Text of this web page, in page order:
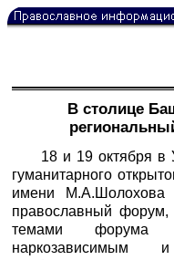
В столице
18 и 19 октября в
гуманитарного
имени М.А.Шолохова
православный форум,
темами форума
наркозависимым